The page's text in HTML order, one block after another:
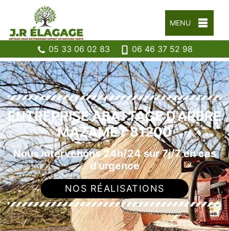
MENU
05 33 06 02 83 06 46 37 52 98
ENTREPRISE ABATTAGE D'ARBRE
MAZAMET 81200
Nous intervenons 24h/24 sur 7j/7 en cas
d'urgence
NOS RÉALISATIONS